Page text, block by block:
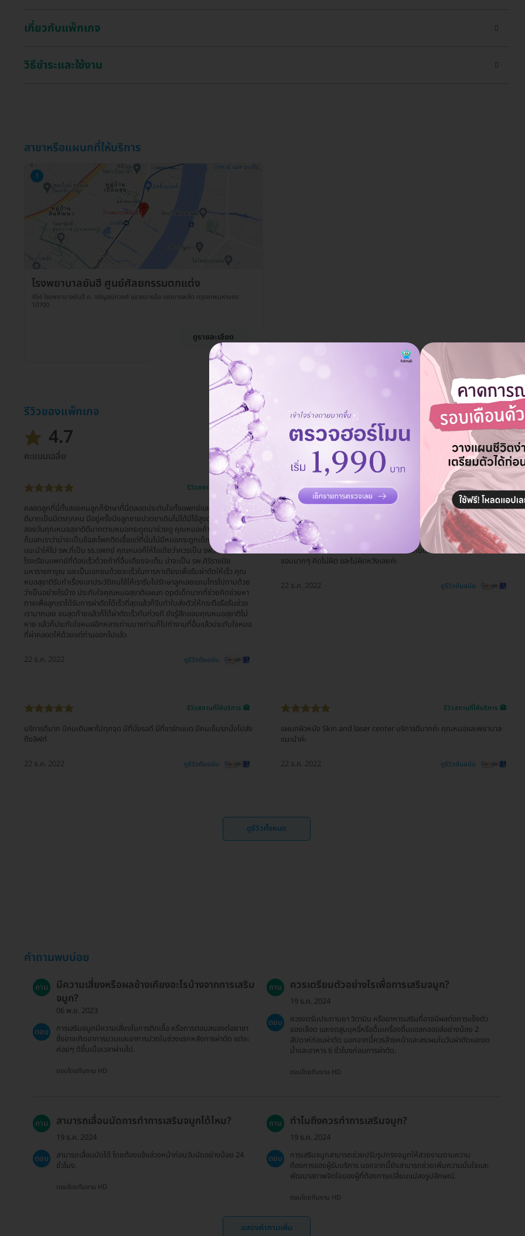
เกี่ยวกับแพ็กเกจ
วิธีชำระและใช้งาน
สาขาหรือแผนกที่ให้บริการ
1
โรงพยาบาลยันฮี ศูนย์ศัลยกรรมตกแต่ง
454 โรงพยาบาลยันฮี ถ. จรัญสนิทวงศ์ แขวงบางอ้อ เขตบางพลัด กรุงเทพมหานคร
10700
ดูรายละเอียด
รีวิวของแพ็กเกจ
4.7
คะแนนเฉลี่ย
รีวิวสถานที่ให้บริการ 🏥
คลอดลูกที่นี่ทั้งสองคนลูกก็รักษาที่นี่ตลอดประทับใจทั้งแพทย์และเจ้าหน้าที่ ดูแล
ดีมากเป็นมิตรทุกคน มีอยู่ครั้งนึงลูกชายปวดขาเดินไม่ได้มีไข้สูงตลอดอยู่ยันฮี
สองวันคุณหมอสุชาติดีมากตามหมอกระดูกมาช่วยดู คุณหมอเค้าปรึกษากันแล้ว
ก็บอกเราว่าน่าจะเป็นข้อสะโพกติดเชื้อแต่ที่นั่นไม่มีหมอกระดูกเด็กคุณหมอก็
แนะนำให้ไป รพ.ที่เป็น รร.แพทย์ คุณหมอก็ให้ไอเดียว่าควรเป็น รพ.ที่เป็น
โรงเรียนแพทย์ที่ต้องเร็วด้วยถ้าที่อื่นเตียงจะเต็ม น่าจะเป็น รพ.ศิริราชปิย
มหาราชการุณ และเป็นเอกชนด้วยจะเร็วในการหาเตียงเพื่อรีบผ่าตัดให้เร็ว คุณ
หมอสุชาติรีบทำเรื่องเอาประวัติคนไข้ให้เรารีบไปรักษาลูกเลยแถมโทรไปถามด้วย
ว่าเป็นอย่างไรบ้าง ประทับใจคุณหมอสุชาติแผนก opdเด็กมากที่ช่วยคิดช่วยหา
ทางเพื่อลูกเราได้รับการผ่าตัดได้เร็วที่สุดแล้วก็รีบทำใบส่งตัวให้กระตือรือร้นช่วย
เรามากเลย จนสุดท้ายแล้วก็ได้ผ่าตัดเร็วทันท่วงที ยังรู้สึกขอบคุณหมอสุชาติไม่
หาย แล้วก็ประทับใจหมออีกหลายท่านบางท่านก็ไปทำงานที่อื่นแล้วประทับใจหมอ
ที่ผ่าคลอดให้ด้วยแต่ท่านออกไปแล้ว
22 ธ.ค. 2022 ดูรีวิวต้นฉบับ
รีวิวสถานที่ให้บริการ 🏥
คิดไม่ผิดเลย ที่ศัลยกรรมที่นี่ เรามีโรคประจำตัว ตัดสินใจทำตาสองชั้นกับคุณ
หมอสานิจ รอนานหน่อยตอนรอผ่าตัด แต่ดูแลดีจริง ดีเยี่ยม 100% ตั้งแต่เข้าจน
ออก ไม่มีเหวี่ยง วีนใส่เลย คุณภาพดีเยี่ยม ( เราไม่กล้าไปทำกับคลินิค เราไว้ใจที่นี่
เพราะแพทย์จบศัลยกรรมโดยตรง แพทย์ตามคลินิคบางแห่งที่มีคนแนะนำให้เรา
ทำ จบทั่วไป เราจึงตัดสินใจทำที่นี่ ทั้งที่มีคนไม่เห็นด้วยนะ แต่เราเชื่อใจยันฮีค่ะ )
ชอบมากๆ คิดไม่ผิด และไม่ผิดหวังเลยค่ะ
22 ธ.ค. 2022 ดูรีวิวต้นฉบับ
รีวิวสถานที่ให้บริการ 🏥
บริการดีมาก มีคนเดินพาไปทุกจุด มีที่นั่งรอดี มีที่ชาร์ทแบต มีคนเข็นรถนั่งไปส่ง
ถึงลิฟท์
22 ธ.ค. 2022 ดูรีวิวต้นฉบับ
รีวิวสถานที่ให้บริการ 🏥
แผนกผิวหนัง Skin and laser center บริการดีมากค่ะ คุณหมอและพยาบาล
แนะนำค่ะ
22 ธ.ค. 2022 ดูรีวิวต้นฉบับ
ดูรีวิวทั้งหมด
คำถามพบบ่อย
ถาม
มีความเสี่ยงหรือผลข้างเคียงอะไรบ้างจากการเสริม
จมูก?
06 พ.ย. 2023
ตอบ
การเสริมจมูกมีความเสี่ยงในการติดเชื้อ หรือการตอบสนองต่อยาชา
ซึ่งอาจเกิดอาการบวมและอาการปวดในช่วงแรกหลังการผ่าตัด แต่จะ
ค่อยๆ ดีขึ้นเมื่อเวลาผ่านไป.
ตอบโดยทีมงาน HD
ถาม ควรเตรียมตัวอย่างไรเพื่อการเสริมจมูก?
19 ธ.ค. 2024
ตอบ
ควรงดรับประทานยา วิตามิน หรืออาหารเสริมที่อาจมีผลต่อการแข็งตัว
ของเลือด และงดสูบบุหรี่หรือดื่มเครื่องดื่มแอลกอฮอล์อย่างน้อย 2
สัปดาห์ก่อนผ่าตัด นอกจากนี้ควรล้างหน้าและสระผมในวันผ่าตัดและงด
น้ำและอาหาร 6 ชั่วโมงก่อนการผ่าตัด.
ตอบโดยทีมงาน HD
ถาม สามารถเลื่อนนัดการทำการเสริมจมูกได้ไหม?
19 ธ.ค. 2024
ตอบ
สามารถเลื่อนนัดได้ โดยต้องแจ้งล่วงหน้าก่อนวันนัดอย่างน้อย 24
ชั่วโมง.
ตอบโดยทีมงาน HD
ถาม ทำไมถึงควรทำการเสริมจมูก?
19 ธ.ค. 2024
ตอบ
การเสริมจมูกสามารถช่วยปรับรูปทรงจมูกให้สวยงามตามความ
ต้องการของผู้รับบริการ นอกจากนี้ยังสามารถช่วยเพิ่มความมั่นใจและ
พัฒนาสภาพจิตใจของผู้ที่ต้องการเปลี่ยนแปลงรูปลักษณ์.
ตอบโดยทีมงาน HD
แสดงคำถามเพิ่ม